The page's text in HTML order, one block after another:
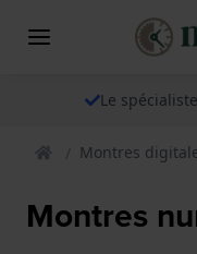
Le
Montres
Montres